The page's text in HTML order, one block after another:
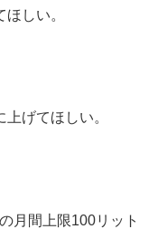
しい。
げてほしい。
月間上限100リット